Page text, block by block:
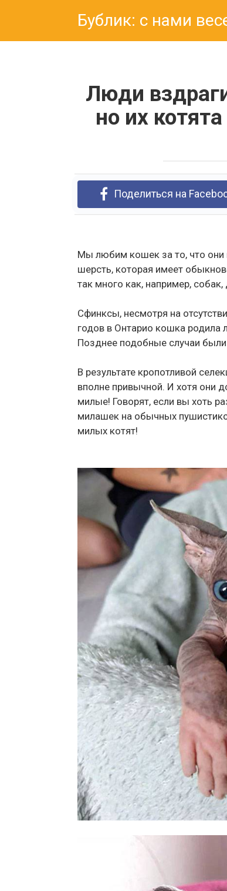
Бублик: с нами
Люди
но их
Поделиться на
Мы любим кошек за то, что они
шерсть, которая имеет
так много как, например,
Сфинксы, несмотря на
годов в Онтарио кошка родила
Позднее подобные случаи
В результате кропотливой
вполне привычной. И хотя они
милые! Говорят, если вы хоть
милашек на обычных
милых котят!